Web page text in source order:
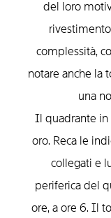
del loro
complessità,
notare anche la
una
Il quadrante in
oro. Reca le
collegati e
periferica del
ore, a ore 6. Il